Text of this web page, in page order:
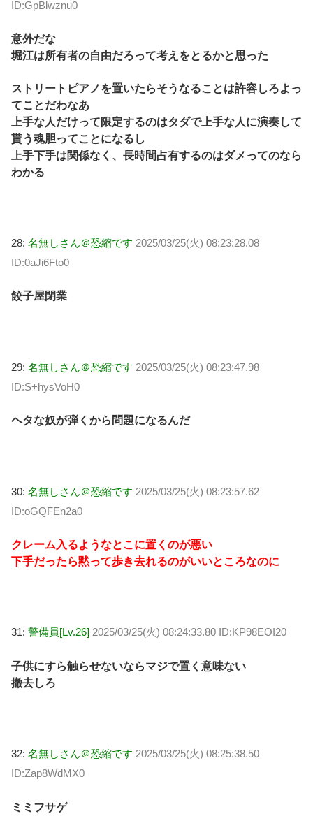
ID:GpBlwznu0
意外だな
堀江は所有者の自由だろって考えをとるかと思った
ストリートピアノを置いたらそうなることは許容しろよっ
てことだわなあ
上手な人だけって限定するのはタダで上手な人に演奏して
貰う魂胆ってことになるし
上手下手は関係なく、長時間占有するのはダメってのなら
わかる
28: 名無しさん＠恐縮です 2025/03/25(火) 08:23:28.08
ID:0aJi6Fto0
餃子屋閉業
29: 名無しさん＠恐縮です 2025/03/25(火) 08:23:47.98
ID:S+hysVoH0
ヘタな奴が弾くから問題になるんだ
30: 名無しさん＠恐縮です 2025/03/25(火) 08:23:57.62
ID:oGQFEn2a0
クレーム入るようなとこに置くのが悪い
下手だったら黙って歩き去れるのがいいところなのに
31: 警備員[Lv.26] 2025/03/25(火) 08:24:33.80 ID:KP98EOI20
子供にすら触らせないならマジで置く意味ない
撤去しろ
32: 名無しさん＠恐縮です 2025/03/25(火) 08:25:38.50
ID:Zap8WdMX0
ミミフサゲ